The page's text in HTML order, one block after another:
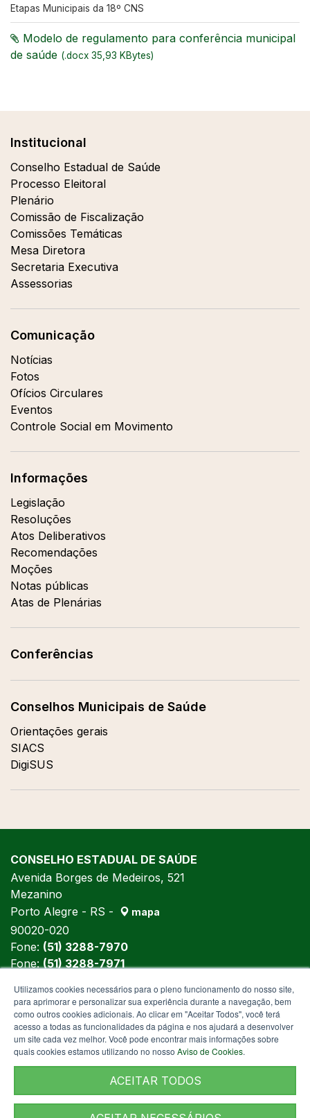
Etapas Municipais da 18º CNS
Modelo de regulamento para conferência municipal
de saúde (.docx 35,93 KBytes)
Institucional
Conselho Estadual de Saúde
Processo Eleitoral
Plenário
Comissão de Fiscalização
Comissões Temáticas
Mesa Diretora
Secretaria Executiva
Assessorias
Comunicação
Notícias
Fotos
Ofícios Circulares
Eventos
Controle Social em Movimento
Informações
Legislação
Resoluções
Atos Deliberativos
Recomendações
Moções
Notas públicas
Atas de Plenárias
Conferências
Conselhos Municipais de Saúde
Orientações gerais
SIACS
DigiSUS
CONSELHO ESTADUAL DE SAÚDE
Avenida Borges de Medeiros, 521
Mezanino
Porto Alegre - RS -
mapa
90020-020
Fone: (51) 3288-7970
Fone:(51) 3288-7971
Utilizamos cookies necessários para o pleno funcionamento do nosso site,
para aprimorar e personalizar sua experiência durante a navegação, bem
como outros cookies adicionais. Ao clicar em "Aceitar Todos", você terá
acesso a todas as funcionalidades da página e nos ajudará a desenvolver
um site cada vez melhor. Você pode encontrar mais informações sobre
quais cookies estamos utilizando no nosso Aviso de Cookies.
ACEITAR TODOS